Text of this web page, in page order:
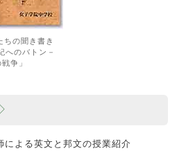
ちの聞き書き
へのバトン－
争」
による英文と邦文の授業紹介